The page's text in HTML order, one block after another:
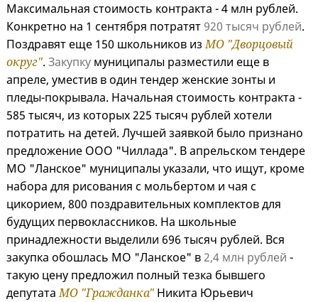
Максимальная стоимость контракта - 4 млн рублей.
Конкретно на 1 сентября потратят 920 тысяч рублей.
Поздравят еще 150 школьников изМО "Дворцовый
округ". Закупку муниципалы разместили еще в
апреле, уместив в один тендер женские зонты и
пледы-покрывала. Начальная стоимость контракта -
585 тысяч, из которых 225 тысяч рублей хотели
потратить на детей. Лучшей заявкой было признано
предложение ООО "Чиллада". В апрельском тендере
МО "Ланское" муниципалы указали, что ищут, кроме
набора для рисования с мольбертом и чая с
цикорием, 800 поздравительных комплектов для
будущих первоклассников. На школьные
принадлежности выделили 696 тысяч рублей. Вся
закупка обошлась МО "Ланское" в2,4 млн рублей -
такую цену предложил полный тезка бывшего
депутатаМО "Гражданка" Никита Юрьевич